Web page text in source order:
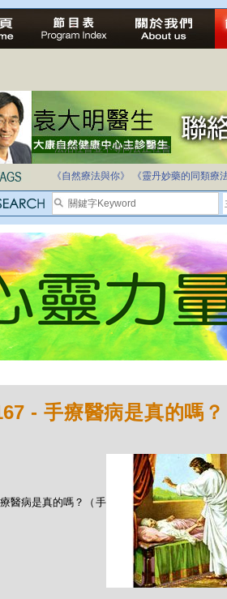
法治社會並不等同公正社會
自家教育合法化-推動多元化教育，全民
《自然療法與你》
《靈丹妙藥的同類療法
- 手療醫病是真的嗎
醫病是真的嗎？（手